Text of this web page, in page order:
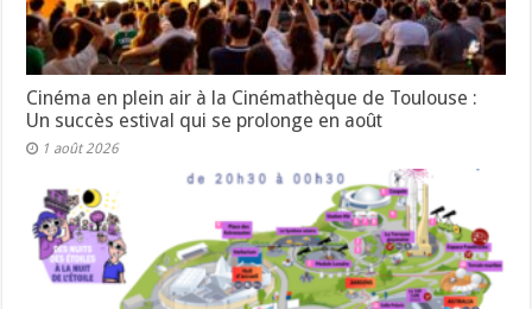
Cinéma en plein air à la Cinémathèque de Toulouse :
Un succès estival qui se prolonge en août
1 août 2026